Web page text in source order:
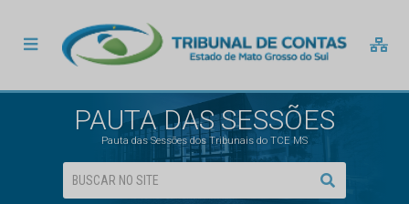
PAUTA DAS SESSÕES
Pauta das Sessões dos Tribunais do TCE MS